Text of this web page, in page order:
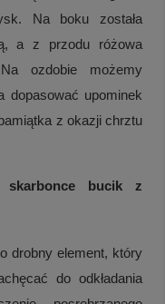
Na boku została
a z przodu różowa
Na ozdobie możemy
dopasować upominek
z okazji chrztu
bucik z
drobny element, który
do odkładania